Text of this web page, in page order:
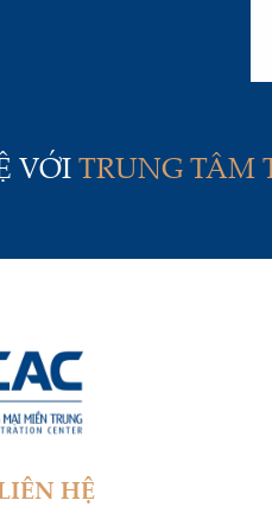
VỚI TRUNG TÂM
HỆ